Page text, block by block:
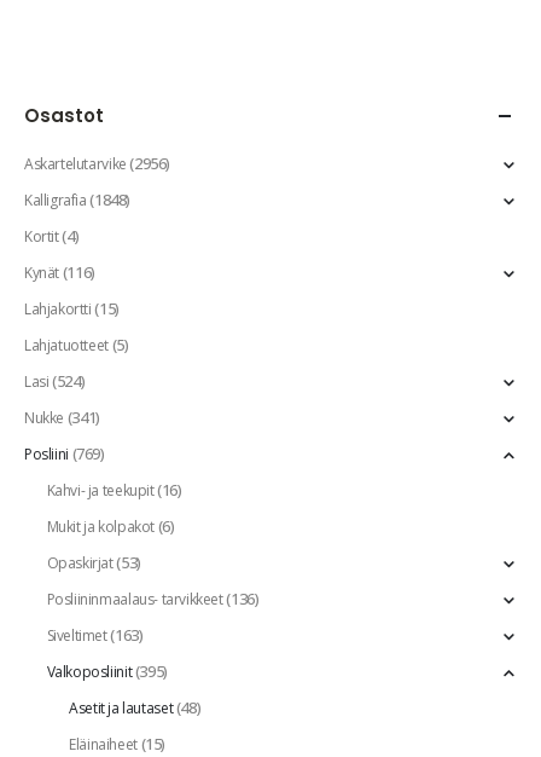
Osastot
Askartelutarvike(2956)
Kalligrafia(1848)
Kortit(4)
Kynät(116)
Lahjakortti(15)
Lahjatuotteet(5)
Lasi(524)
Nukke (341)
Posliini (769)
Kahvi- ja teekupit(16)
Mukit ja kolpakot(6)
Opaskirjat(53)
Posliininmaalaus- tarvikkeet(136)
Siveltimet(163)
Valkoposliinit(395)
Asetit ja lautaset(48)
Eläinaiheet(15)